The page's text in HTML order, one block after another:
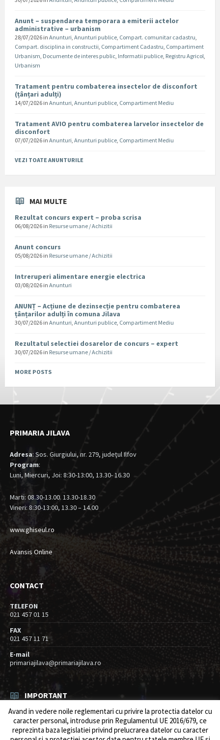
Anunt – suspendarea temporara a emiterii actelor
administrative – urbanism
28/07/2026 in Anunturi, Anunturi publice, Compart. comunitar cadastru,
Compart. disciplina in constructii, Compartiment Cadastru, Compartiment
Urbanism, Documente de interes public, Informatii publice, Registru Agricol,
Urbanism
Tratament pentru combaterea insectelor de disconfort
(țânțari adulți)
14/07/2026 in Anunturi, Anunturi publice, Compartiment Mediu
Tratament AVIO pentru combaterea larvelor insectelor de
disconfort
07/07/2026 in Anunturi, Anunturi publice, Compartiment Mediu
VEZI TOATE ANUNTURILE
MAI MULTE
Rezultat concurs expert – proba scrisa
06/08/2026 in Resurse umane / Achizitii
Anunt concurs
05/08/2026 in Resurse umane / Achizitii
Intreruperi alimentare energie electrica
03/08/2026 in Anunturi
ANUNȚ – Acțiune de dezinsecție pentru combaterea
țânțarilor adulți în comuna Jilava
30/07/2026 in Anunturi, Anunturi publice, Compartiment Mediu
Rezultatul selectiei dosarelor de concurs – expert
30/07/2026 in Resurse umane / Achizitii
MORE POSTS
PRIMARIA JILAVA
Adresa: Sos. Giurgiului, nr. 279, judeţul Ilfov
Program:
Luni, Miercuri, Joi: 8:30-13:00, 13.30- 16.30
Marti: 08.30-13.00. 13.30-18.30
Vineri: 8:30-13:00, 13.30 – 14.00
www.ghiseul.ro
Avansis Online
CONTACT
TELEFON
021 457 01 15
FAX
021 457 11 71
E-mail
primariajilava@primariajilava.ro
IMPORTANT
Rezultat concurs expert – proba scrisa
06/08/2026 inResurse umane / Achizitii
Avand in vedere noile reglementari cu privire la protectia datelor cu
caracter personal, introduse prin Regulamentul UE 2016/679, ce
reprezinta baza legislatiei privind prelucrarea datelor cu caracter